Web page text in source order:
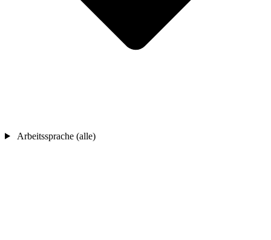
Arbeitssprache (alle)